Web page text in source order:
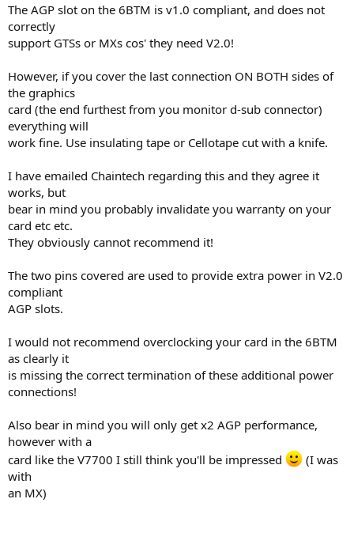
The AGP slot on the 6BTM is v1.0 compliant, and does not
correctly
support GTSs or MXs cos' they need V2.0!
However, if you cover the last connection ON BOTH sides of
the graphics
card (the end furthest from you monitor d-sub connector)
everything will
work fine. Use insulating tape or Cellotape cut with a knife.
I have emailed Chaintech regarding this and they agree it
works, but
bear in mind you probably invalidate you warranty on your
card etc etc.
They obviously cannot recommend it!
The two pins covered are used to provide extra power in V2.0
compliant
AGP slots.
I would not recommend overclocking your card in the 6BTM
as clearly it
is missing the correct termination of these additional power
connections!
Also bear in mind you will only get x2 AGP performance,
however with a
card like the V7700 I still think you'll be impressed
(I was
with
an MX)